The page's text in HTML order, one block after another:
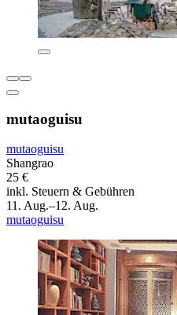
mutaoguisu
mutaoguisu
Shangrao
25 €
inkl. Steuern & Gebühren
11. Aug.–12. Aug.
mutaoguisu